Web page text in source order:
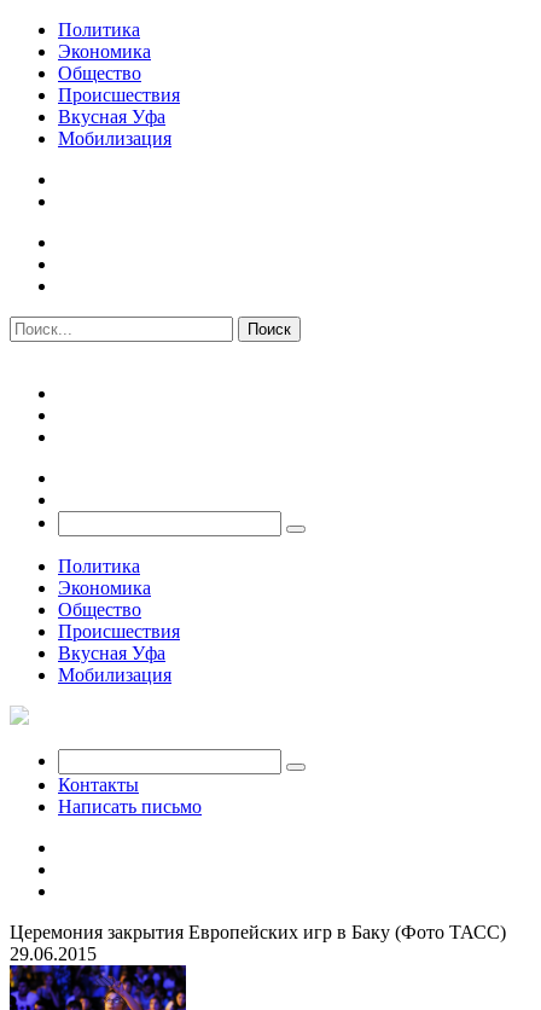
Политика
Экономика
Общество
Происшествия
Вкусная Уфа
Мобилизация
Политика
Экономика
Общество
Происшествия
Вкусная Уфа
Мобилизация
Контакты
Написать письмо
Церемония закрытия Европейских игр в Баку (Фото ТАСС)
29.06.2015